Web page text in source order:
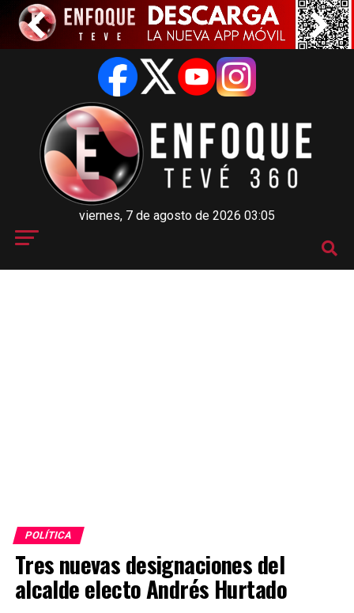
viernes, 7 de agosto de 2026 03:05
POLÍTICA
Tres nuevas designaciones del
alcalde electo Andrés Hurtado